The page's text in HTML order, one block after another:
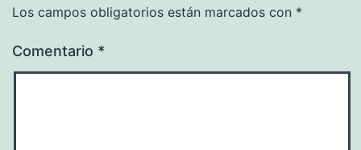
Los campos obligatorios están marcados con *
Comentario *